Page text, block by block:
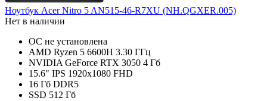
Ноутбук Acer Nitro 5 AN515-46-R7XU (NH.QGXER.005)
Нет в наличии
ОС не установлена
AMD Ryzen 5 6600H 3.30 ГГц
NVIDIA GeForce RTX 3050 4 Гб
15.6" IPS 1920x1080 FHD
16 Гб DDR5
SSD 512 Гб